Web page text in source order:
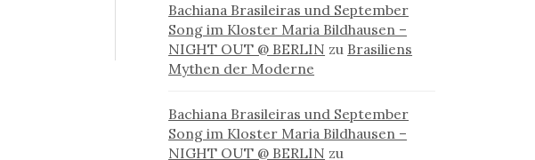
Bachiana Brasileiras und September
Song im Kloster Maria Bildhausen –
NIGHT OUT @ BERLIN zu Brasiliens
Mythen der Moderne
Bachiana Brasileiras und September
Song im Kloster Maria Bildhausen –
NIGHT OUT @ BERLIN zu